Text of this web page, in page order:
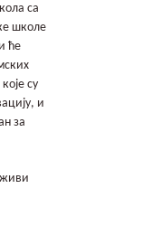
са
школе
ће
су
и
за